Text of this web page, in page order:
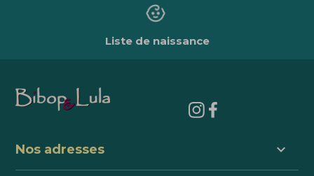
Liste de naissance
Nos adresses keyboard_arrow_down